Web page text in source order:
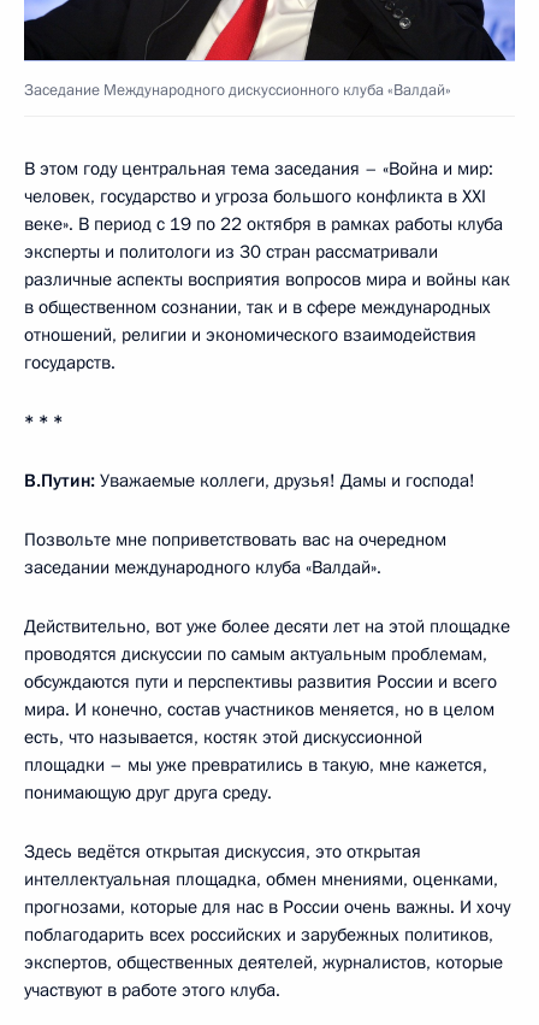
Заседание Международного дискуссионного клуба «Валдай»
В этом году центральная тема заседания – «Война и мир:
человек, государство и угроза большого конфликта в XXI
веке». В период с 19 по 22 октября в рамках работы клуба
эксперты и политологи из 30 стран рассматривали
различные аспекты восприятия вопросов мира и войны как
в общественном сознании, так и в сфере международных
отношений, религии и экономического взаимодействия
государств.
* * *
В.Путин: Уважаемые коллеги, друзья! Дамы и господа!
Позвольте мне поприветствовать вас на очередном
заседании международного клуба «Валдай».
Действительно, вот уже более десяти лет на этой площадке
проводятся дискуссии по самым актуальным проблемам,
обсуждаются пути и перспективы развития России и всего
мира. И конечно, состав участников меняется, но в целом
есть, что называется, костяк этой дискуссионной
площадки – мы уже превратились в такую, мне кажется,
понимающую друг друга среду.
Здесь ведётся открытая дискуссия, это открытая
интеллектуальная площадка, обмен мнениями, оценками,
прогнозами, которые для нас в России очень важны. И хочу
поблагодарить всех российских и зарубежных политиков,
экспертов, общественных деятелей, журналистов, которые
участвуют в работе этого клуба.